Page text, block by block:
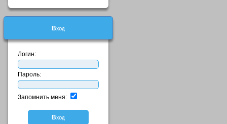
Вход
Логин:
Пароль:
Запомнить меня: